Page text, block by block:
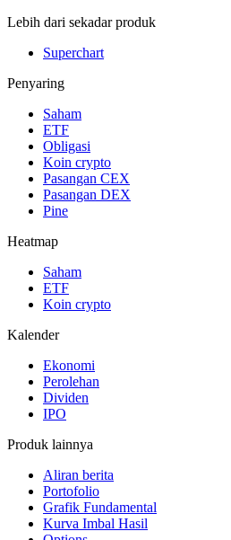
Lebih dari sekadar produk
Superchart
Penyaring
Saham
ETF
Obligasi
Koin crypto
Pasangan CEX
Pasangan DEX
Pine
Heatmap
Saham
ETF
Koin crypto
Kalender
Ekonomi
Perolehan
Dividen
IPO
Produk lainnya
Aliran berita
Portofolio
Grafik Fundamental
Kurva Imbal Hasil